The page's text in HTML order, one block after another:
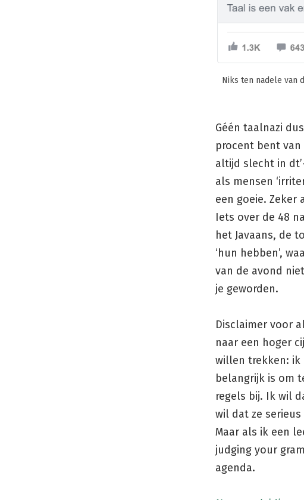
Niks ten nadele van
Géén taalnazi
procent bent van
altijd slecht in
als mensen
een goeie.
Iets over de 48
het Javaans, de
‘hun hebben’,
van de avond
je geworden.
Disclaimer voor
naar een hoger
willen trekken:
belangrijk is om
regels bij. Ik wil
wil dat ze
Maar als ik een
judging your
agenda.